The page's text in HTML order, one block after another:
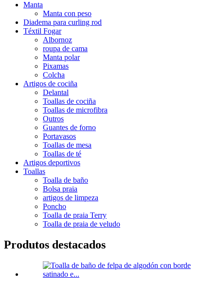
Manta
Manta con peso
Diadema para curling rod
Téxtil Fogar
Albornoz
roupa de cama
Manta polar
Pixamas
Colcha
Artigos de cociña
Delantal
Toallas de cociña
Toallas de microfibra
Outros
Guantes de forno
Portavasos
Toallas de mesa
Toallas de té
Artigos deportivos
Toallas
Toalla de baño
Bolsa praia
artigos de limpeza
Poncho
Toalla de praia Terry
Toalla de praia de veludo
Produtos destacados